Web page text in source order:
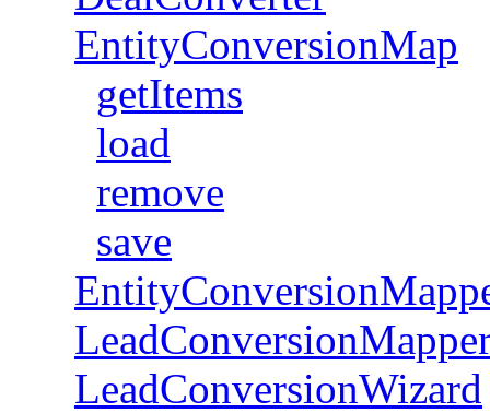
EntityConversionMap
getItems
load
remove
save
LeadConversionWizard